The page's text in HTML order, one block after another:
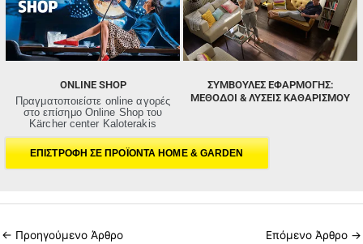
ONLINE SHOP
Πραγματοποιείστε online αγορές
στο επίσημο Online Shop του
Kärcher center Kaloterakis
ΣΥΜΒΟΥΛΕΣ ΕΦΑΡΜΟΓΗΣ:
ΜΈΘΟΔΟΙ & ΛΎΣΕΙΣ ΚΑΘΑΡΙΣΜΟΎ
ΕΠΙΣΤΡΟΦΗ ΣΕ ΠΡΟΪΟΝΤΑ HOME & GARDEN
← Προηγούμενο Άρθρο Επόμενο Άρθρο →